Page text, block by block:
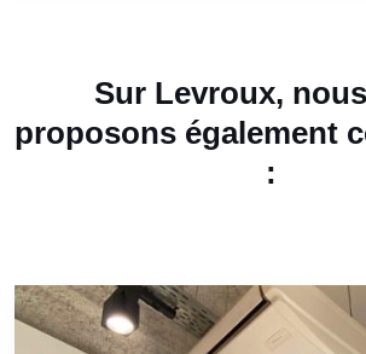
Sur Levroux,
proposons également
: